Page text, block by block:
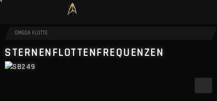
OMEGA FLOTTE
STERNENFLOTTENFREQUENZEN